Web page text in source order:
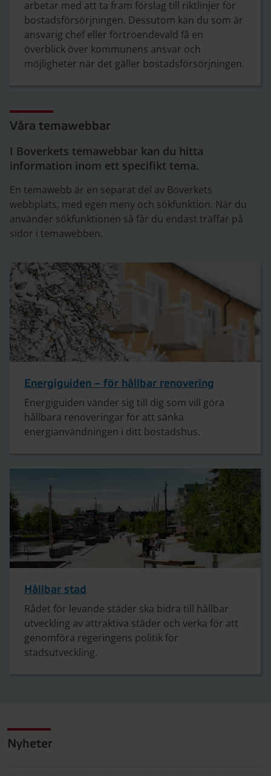
arbetar med att ta fram förslag till riktlinjer för
bostadsförsörjningen. Dessutom kan du som är
ansvarig chef eller förtroendevald få en
överblick över kommunens ansvar och
möjligheter när det gäller bostadsförsörjningen.
Våra temawebbar
I Boverkets temawebbar kan du hitta
information inom ett specifikt tema.
En temawebb är en separat del av Boverkets
webbplats, med egen meny och sökfunktion. När du
använder sökfunktionen så får du endast träffar på
sidor i temawebben.
Energiguiden – för hållbar renovering
Energiguiden vänder sig till dig som vill göra
hållbara renoveringar för att sänka
energianvändningen i ditt bostadshus.
Hållbar stad
Rådet för levande städer ska bidra till hållbar
utveckling av attraktiva städer och verka för att
genomföra regeringens politik för
stadsutveckling.
Nyheter